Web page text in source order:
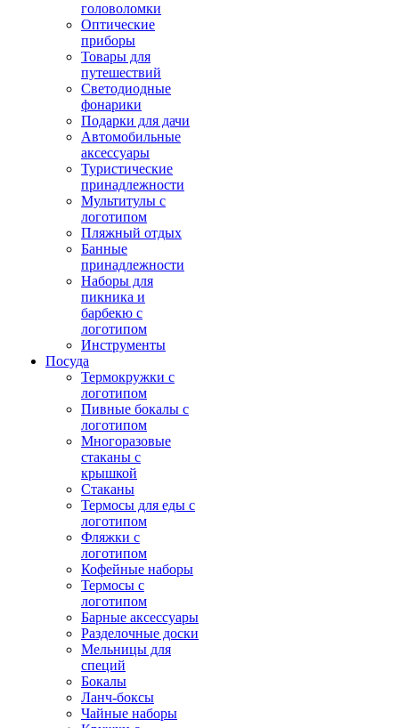
головоломки
Оптические
приборы
Товары для
путешествий
Светодиодные
фонарики
Подарки для дачи
Автомобильные
аксессуары
Туристические
принадлежности
Мультитулы с
логотипом
Пляжный отдых
Банные
принадлежности
Наборы для
пикника и
барбекю с
логотипом
Инструменты
Посуда
Термокружки с
логотипом
Пивные бокалы с
логотипом
Многоразовые
стаканы с
крышкой
Стаканы
Термосы для еды с
логотипом
Фляжки с
логотипом
Кофейные наборы
Термосы с
логотипом
Барные аксессуары
Разделочные доски
Мельницы для
специй
Бокалы
Ланч-боксы
Чайные наборы